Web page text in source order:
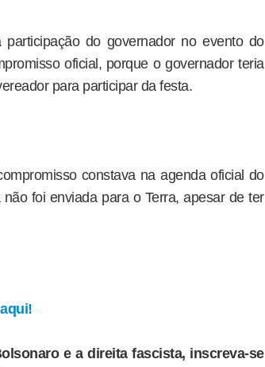
do governador no evento do
oficial, porque o governador teria
para participar da festa.
constava na agenda oficial do
foi enviada para o Terra, apesar de ter
e a direita fascista, inscreva-se